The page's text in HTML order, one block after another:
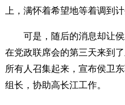
上，满怀着希望地等着调到计
可是，随后的消息却让侯
在党政联席会的第三天来到
所有人召集起来，宣布侯卫
组长，协助高长江工作。